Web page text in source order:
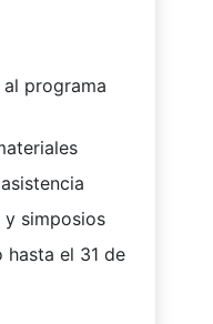
programa
simposios
el 31 de